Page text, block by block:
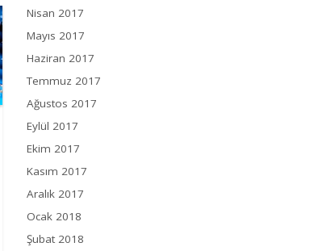
Nisan 2017
Mayıs 2017
Haziran 2017
Temmuz 2017
Ağustos 2017
Eylül 2017
Ekim 2017
Kasım 2017
Aralık 2017
Ocak 2018
Şubat 2018